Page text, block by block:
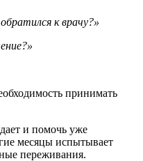
к врачу?»
принимать
и помочь уже
месяцы испытывает
переживания.